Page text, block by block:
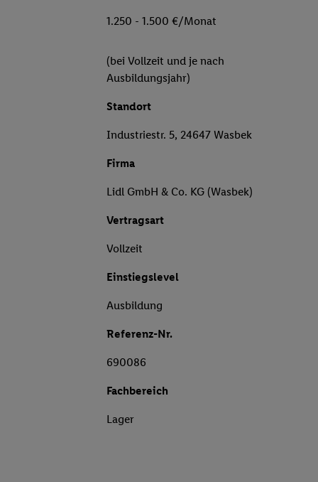
1.250 - 1.500 €/Monat
(bei Vollzeit und je nach
Ausbildungsjahr)
Standort
Industriestr. 5, 24647 Wasbek
Firma
Lidl GmbH & Co. KG (Wasbek)
Vertragsart
Vollzeit
Einstiegslevel
Ausbildung
Referenz-Nr.
690086
Fachbereich
Lager